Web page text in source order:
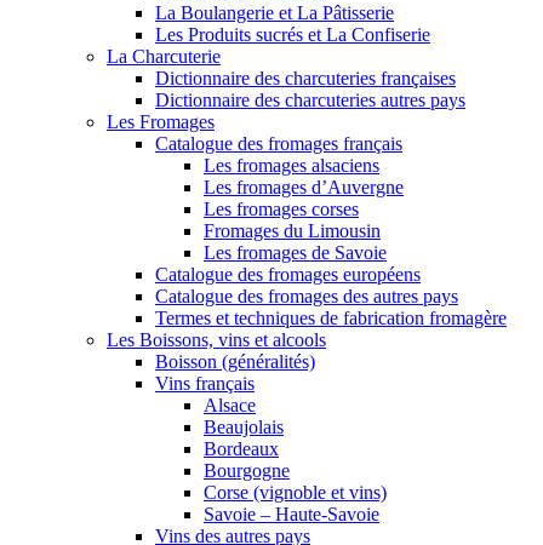
La Boulangerie et La Pâtisserie
Les Produits sucrés et La Confiserie
La Charcuterie
Dictionnaire des charcuteries françaises
Dictionnaire des charcuteries autres pays
Les Fromages
Catalogue des fromages français
Les fromages alsaciens
Les fromages d’Auvergne
Les fromages corses
Fromages du Limousin
Les fromages de Savoie
Catalogue des fromages européens
Catalogue des fromages des autres pays
Termes et techniques de fabrication fromagère
Les Boissons, vins et alcools
Boisson (généralités)
Vins français
Alsace
Beaujolais
Bordeaux
Bourgogne
Corse (vignoble et vins)
Savoie – Haute-Savoie
Vins des autres pays